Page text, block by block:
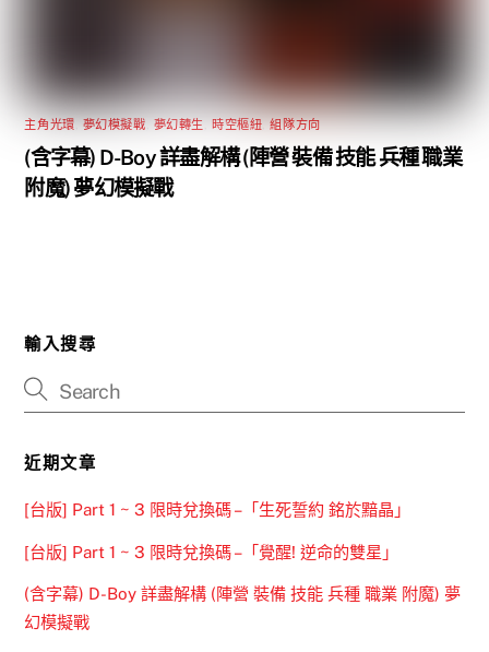
主角光環 夢幻模擬戰 夢幻轉生 時空樞紐 ,組隊方向
(含字幕) D-Boy 詳盡解構 (陣營 裝備 技能 兵種 職業
附魔) 夢幻模擬戰
輸入搜尋
近期文章
[台版] Part 1 ~ 3 限時兌換碼 –「生死誓約 銘於黯晶」
[台版] Part 1 ~ 3 限時兌換碼 –「覺醒! 逆命的雙星」
(含字幕) D-Boy 詳盡解構 (陣營 裝備 技能 兵種 職業 附魔) 夢
幻模擬戰